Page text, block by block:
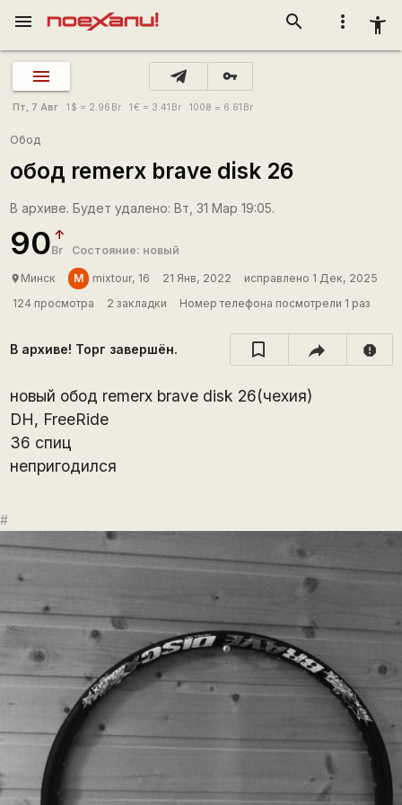
more_vert accessibility_new
search
menu
vpn_key
Пт, 7 Авг 1 $ = 2.96 Br 1€ = 3.41 Br 100₴ = 6.61 Br
Обод
обод remerx brave disk 26
В архиве. Будет удалено: Вт, 31 Мар 19:05.
90Br Состояние: новый
place Минск M mixtour, 16 21 Янв, 2022
исправлено 1 Дек, 2025
124 просмотра
2 закладки Номер телефона посмотрели 1 раз
В архиве! Торг завершён. report
новый обод remerx brave disk 26(чехия)
DH, FreeRide
36 спиц
непригодился
#